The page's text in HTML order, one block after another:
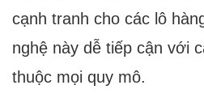
cạnh tranh cho các lô
nghệ này dễ tiếp cận với
thuộc mọi quy mô.